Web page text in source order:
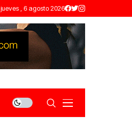
jueves , 6 agosto 2026